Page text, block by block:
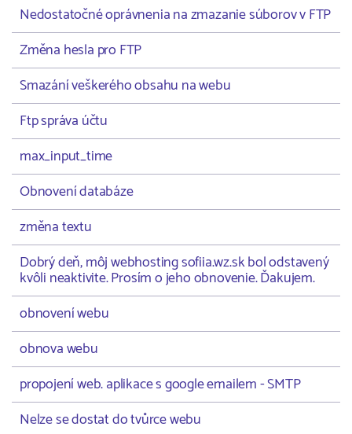
Nedostatočné oprávnenia na zmazanie súborov v FTP
Změna hesla pro FTP
Smazání veškerého obsahu na webu
Ftp správa účtu
max_input_time
Obnovení databáze
změna textu
Dobrý deň, môj webhosting sofiia.wz.sk bol odstavený
kvôli neaktivite. Prosím o jeho obnovenie. Ďakujem.
obnovení webu
obnova webu
propojení web. aplikace s google emailem - SMTP
Nelze se dostat do tvůrce webu